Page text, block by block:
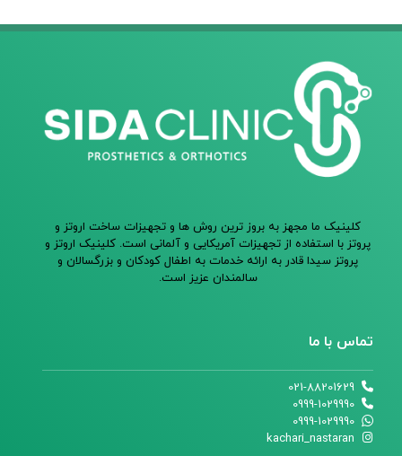
کلینیک ما مجهز به بروز ترین روش ها و تجهیزات ساخت اروتز و
پروتز با استفاده از تجهیزات آمریکایی و آلمانی است. کلینیک اروتز و
پروتز سیدا قادر به ارائه خدمات به اطفال کودکان و بزرگسالان و
سالمندان عزیز است.
تماس با ما
021-88201629
0999-1029990
0999-1029990
kachari_nastaran